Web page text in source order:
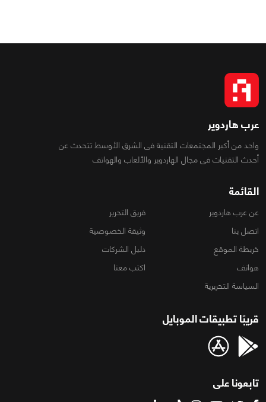
عرب هاردوير
واحد من أكبر المجتمعات التقنية فى الشرق الأوسط تتحدث عن
أحدث التقنيات فى مجال الهاردوير والألعاب والهواتف
القائمة
عن عرب هاردوير
فريق التحرير
اتصل بنا
وثيقة الخصوصية
خريطة الموقع
دليل الشركات
هواتف
اكتب معنا
السياسة التحريرية
قريبًا تطبيقات الموبايل
تابعونا على